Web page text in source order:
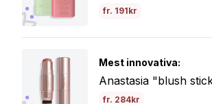
fr. 191kr
Mest innovativa:
Anastasia "blush
fr. 284kr